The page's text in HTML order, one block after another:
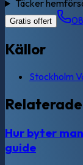
Täcker
Gratis offert
Källor
Stockholm
Hur byter
guide